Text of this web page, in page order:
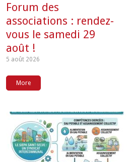
Forum des
associations : rendez-
vous le samedi 29
août !
5 août 2026
More